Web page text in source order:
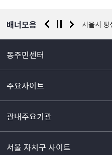
배너모음
경찰청 유실물 통합포털 서울시 평
동주민센터
주요사이트
관내주요기관
서울 자치구 사이트